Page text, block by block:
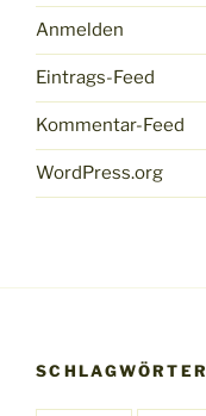
Anmelden
Eintrags-Feed
Kommentar-Feed
WordPress.org
SCHLAGWÖRTER